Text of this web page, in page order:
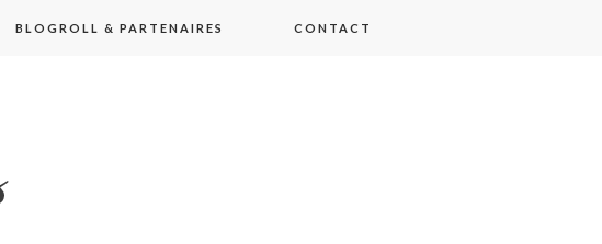
BLOGROLL & PARTENAIRES CONTACT